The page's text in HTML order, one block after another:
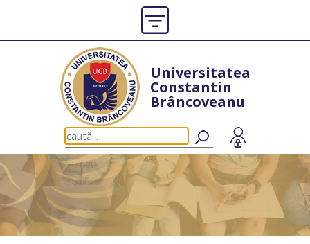
Universitatea
Constantin
Brâncoveanu